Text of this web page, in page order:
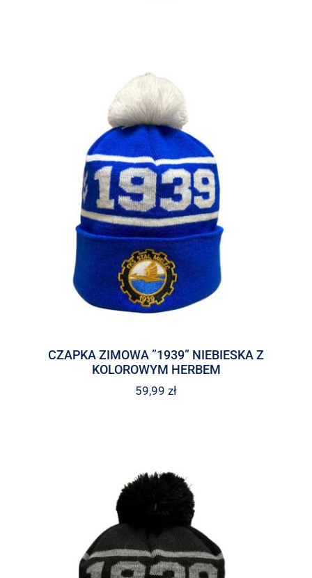
CZAPKA ZIMOWA ”1939” NIEBIESKA Z
KOLOROWYM HERBEM
59,99 zł